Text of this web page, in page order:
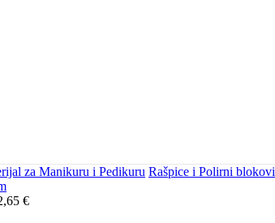
za Manikuru i Pedikuru Rašpice i Polirni blokovi
€